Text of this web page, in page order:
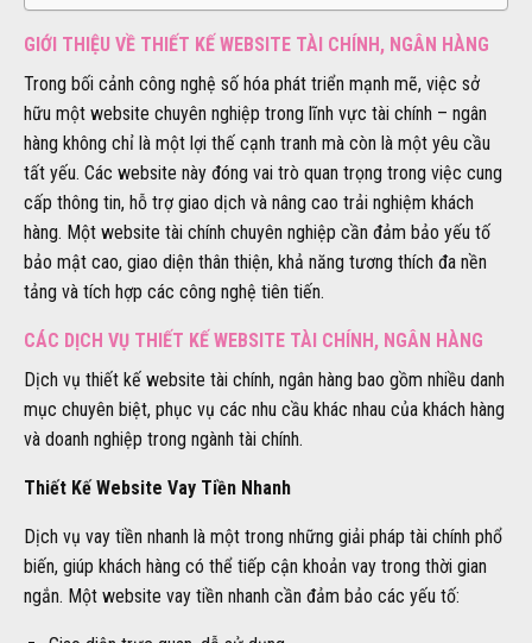
GIỚI THIỆU VỀ THIẾT KẾ WEBSITE TÀI CHÍNH, NGÂN HÀNG
Trong bối cảnh công nghệ số hóa phát triển mạnh mẽ, việc sở
hữu một website chuyên nghiệp trong lĩnh vực tài chính – ngân
hàng không chỉ là một lợi thế cạnh tranh mà còn là một yêu cầu
tất yếu. Các website này đóng vai trò quan trọng trong việc cung
cấp thông tin, hỗ trợ giao dịch và nâng cao trải nghiệm khách
hàng. Một website tài chính chuyên nghiệp cần đảm bảo yếu tố
bảo mật cao, giao diện thân thiện, khả năng tương thích đa nền
tảng và tích hợp các công nghệ tiên tiến.
CÁC DỊCH VỤ THIẾT KẾ WEBSITE TÀI CHÍNH, NGÂN HÀNG
Dịch vụ thiết kế website tài chính, ngân hàng bao gồm nhiều danh
mục chuyên biệt, phục vụ các nhu cầu khác nhau của khách hàng
và doanh nghiệp trong ngành tài chính.
Thiết Kế Website Vay Tiền Nhanh
Dịch vụ vay tiền nhanh là một trong những giải pháp tài chính phổ
biến, giúp khách hàng có thể tiếp cận khoản vay trong thời gian
ngắn. Một website vay tiền nhanh cần đảm bảo các yếu tố: